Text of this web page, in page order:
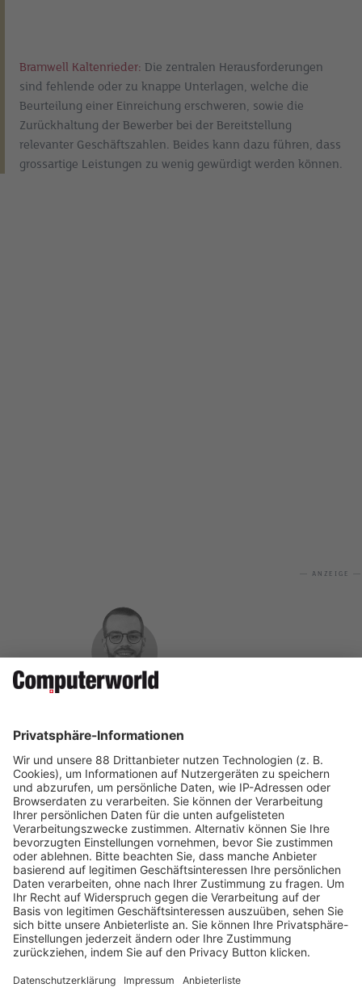
Bramwell Kaltenrieder: Die zentralen Herausforderungen
sind fehlende oder zu knappe Unterlagen, welche die
Beurteilung einer Einreichung erschweren, sowie die
Zurückhaltung der Bewerber bei der Bereitstellung
relevanter Geschäftszahlen. Beides kann dazu führen, dass
grossartige Leistungen zu wenig gewürdigt werden können.
— ANZEIGE —
Auf Social Media teilen
VERBANDSNACHRICHTEN: M
IT OFFENEN TECHNOLOGIEN
ZUR INDIVIDUALISIERUNG
– POWERED BY VIW